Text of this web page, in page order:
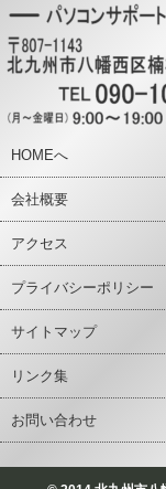
HOMEへ
会社概要
アクセス
プライバシーポリシー
サイトマップ
リンク集
お問い合わせ